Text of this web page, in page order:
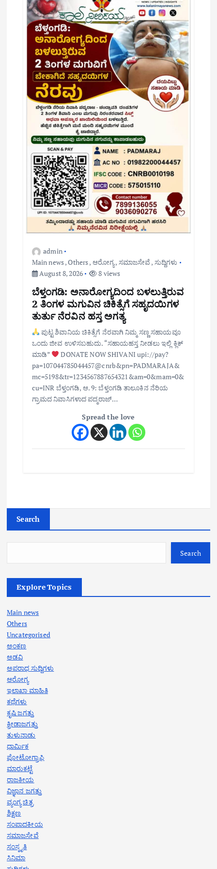
admin
Main news,Others, ಆರೋಗ್ಯ, ಸಮಾಜಸೇವೆ , ಸುದ್ದಿಗಳು
August 8, 2026
8 views
ಬೆಳ್ತಂಗಡಿ: ಅನಾರೋಗ್ಯದಿಂದ ಬಳಲುತ್ತಿರುವ
2 ತಿಂಗಳ ಮಗುವಿನ ಚಿಕಿತ್ಸೆಗೆ ಸಹೃದಯಿಗಳ
ತುರ್ತು ನೆರವಿನ ಹಸ್ತ ಅಗತ್ಯ
ಪುಟ್ಟ ಶಿವಾನಿಯ ಚಿಕಿತ್ಸೆಗೆ ನೆರವಾಗಿ ನಿಮ್ಮ ಸಣ್ಣ ಸಹಾಯವೂ
ಒಂದು ಜೀವ ಉಳಿಸಬಹುದು. “ಸಹಾಯಹಸ್ತ ನೀಡಲು ಇಲ್ಲಿ ಕ್ಲಿಕ್
ಮಾಡಿ”
DONATE NOW SHIVANI upi://pay?
pa=107044785044457@cnrb&pn=PADMARAJA&
mc=5198&tr=1234567887654321&am=0&mam=0&
cu=INR ಬೆಳ್ತಂಗಡಿ, ಆ. 9: ಬೆಳ್ತಂಗಡಿ ತಾಲೂಕಿನ ನೆರಿಯ
ಗ್ರಾಮದ ನಿವಾಸಿಗಳಾದ ಪದ್ಮರಾಜ್…
Spread the love
Search
Search
Explore Topics
Main news
Others
Uncategorised
ಅಂಕಣ
ಅಡವಿ
ಅಪರಾಧ ಸುದ್ದಿಗಳು
ಆರೋಗ್ಯ
ಇಲಾಖಾ ಮಾಹಿತಿ
ಕಥೆಗಳು
ಕೃಷಿ ಜಗತ್ತು
ಕ್ರೀಡಾಜಗತ್ತು
ತುಳುನಾಡು
ಧಾರ್ಮಿಕ
ಪೋಟೋಗ್ರಾಫಿ
ಮಾರುಕಟ್ಟೆ
ರಾಜಕೀಯ
ವಿಜ್ಞಾನ ಜಗತ್ತು
ವ್ಯಂಗ್ಯ ಚಿತ್ರ
ಶಿಕ್ಷಣ
ಸಂಪಾದಕೀಯ
ಸಮಾಜಸೇವೆ
ಸಂಸ್ಕೃತಿ
ಸಿನಿಮಾ